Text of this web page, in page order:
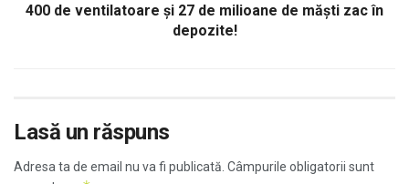
400 de ventilatoare și 27 de milioane de măști zac în
depozite!
Lasă un răspuns
Adresa ta de email nu va fi publicată. Câmpurile obligatorii sunt